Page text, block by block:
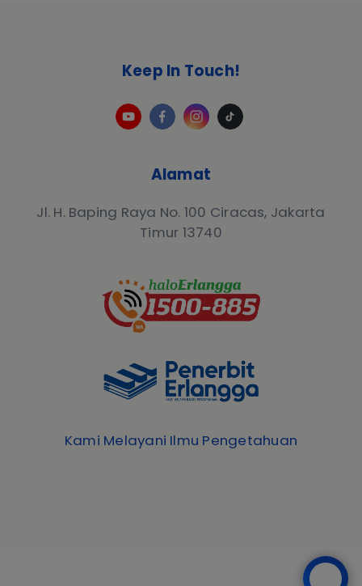
Alamat
Jl. H. Baping Raya No. 100 Ciracas, Jakarta
Timur 13740
Keep In Touch!
Kami Melayani Ilmu Pengetahuan